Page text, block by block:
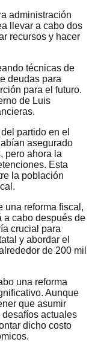
administración
llevar a cabo dos
recursos y hacer
técnicas de
deudas para
para el futuro.
de Luis
partido en el
asegurado
pero ahora la
Esta
la población
una reforma fiscal,
a cabo después de
crucial para
y abordar el
de 200 mil
una reforma
Aunque
que asumir
actuales
dicho costo